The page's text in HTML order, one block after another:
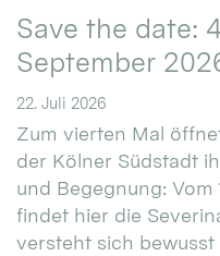
Save the date:
September
22. Juli 2026
Zum vierten Mal
der Kölner Südstadt
und Begegnung: Vom
findet hier die
versteht sich bewusst